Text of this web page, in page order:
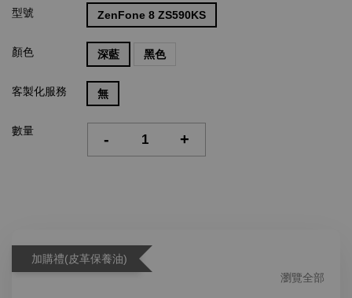
型號 ZenFone 8 ZS590KS
顏色 深藍 黑色
客製化服務 無
數量 - +
加購禮(皮革保養油)
瀏覽全部